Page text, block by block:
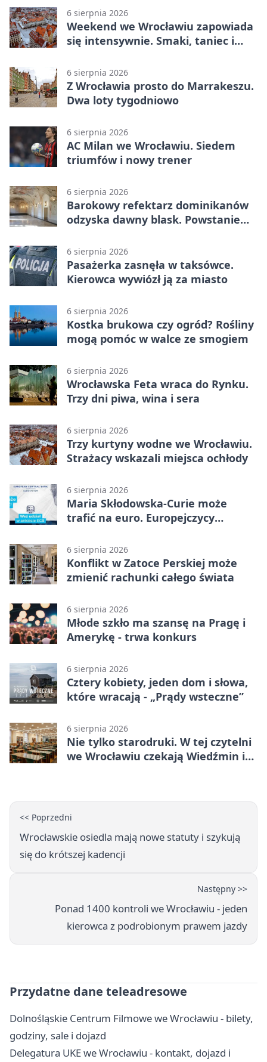
6 sierpnia 2026
Weekend we Wrocławiu zapowiada
się intensywnie. Smaki, taniec i
6 sierpnia 2026
Z Wrocławia prosto do Marrakeszu.
Dwa loty tygodniowo
6 sierpnia 2026
AC Milan we Wrocławiu. Siedem
triumfów i nowy trener
6 sierpnia 2026
Barokowy refektarz dominikanów
odzyska dawny blask. Powstanie
6 sierpnia 2026
Pasażerka zasnęła w taksówce.
Kierowca wywiózł ją za miasto
6 sierpnia 2026
Kostka brukowa czy ogród? Rośliny
mogą pomóc w walce ze smogiem
6 sierpnia 2026
Wrocławska Feta wraca do Rynku.
Trzy dni piwa, wina i sera
6 sierpnia 2026
Trzy kurtyny wodne we Wrocławiu.
Strażacy wskazali miejsca ochłody
6 sierpnia 2026
Maria Skłodowska-Curie może
trafić na euro. Europejczycy
6 sierpnia 2026
Konflikt w Zatoce Perskiej może
zmienić rachunki całego świata
6 sierpnia 2026
Młode szkło ma szansę na Pragę i
Amerykę - trwa konkurs
6 sierpnia 2026
Cztery kobiety, jeden dom i słowa,
które wracają - „Prądy wsteczne”
6 sierpnia 2026
Nie tylko starodruki. W tej czytelni
we Wrocławiu czekają Wiedźmin i
<< Poprzedni
Wrocławskie osiedla mają nowe statuty i szykują
się do krótszej kadencji
Następny >>
Ponad 1400 kontroli we Wrocławiu - jeden
kierowca z podrobionym prawem jazdy
Przydatne dane teleadresowe
Dolnośląskie Centrum Filmowe we Wrocławiu - bilety,
godziny, sale i dojazd
Delegatura UKE we Wrocławiu - kontakt, dojazd i